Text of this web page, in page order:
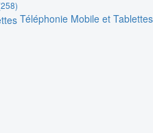
Téléphonie Mobile et Tablettes